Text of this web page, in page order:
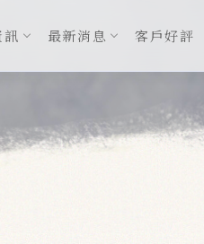
訊 最新消息 客戶好評